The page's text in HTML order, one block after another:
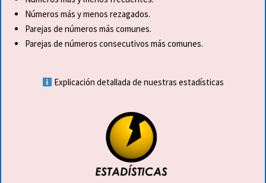
Números más y menos rezagados.
Parejas de números más comunes.
Parejas de números consecutivos más comunes.
Explicación detallada de nuestras estadísticas